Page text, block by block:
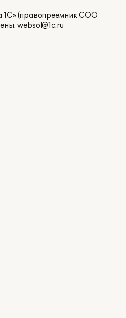
1С» (правопреемник ООО
websol@1c.ru